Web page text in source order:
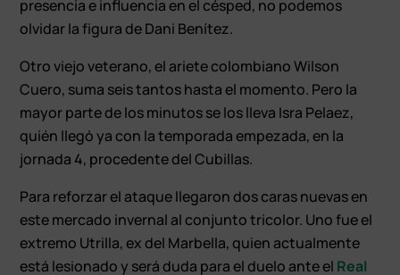
presencia e influencia en el césped, no podemos
olvidar la figura de Dani Benítez.
Otro viejo veterano, el ariete colombiano Wilson
Cuero, suma seis tantos hasta el momento. Pero la
mayor parte de los minutos se los lleva Isra Pelaez,
quién llegó ya con la temporada empezada, en la
jornada 4, procedente del Cubillas.
Para reforzar el ataque llegaron dos caras nuevas en
este mercado invernal al conjunto tricolor. Uno fue el
extremo Utrilla, ex del Marbella, quien actualmente
está lesionado y será duda para el duelo ante el Real